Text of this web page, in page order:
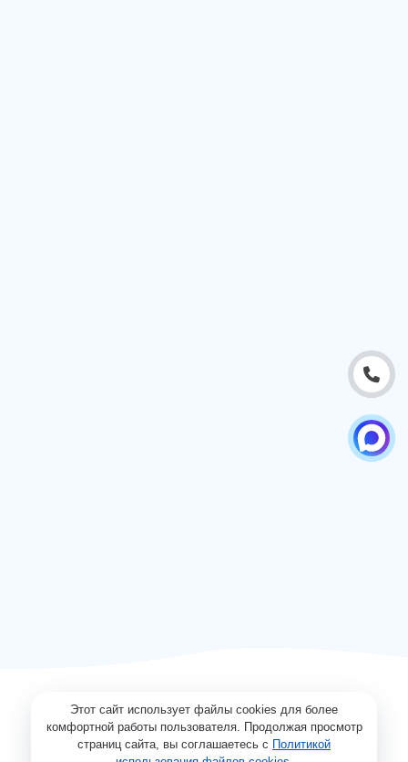
Этот сайт использует файлы cookies для более
комфортной работы пользователя. Продолжая просмотр
страниц сайта, вы соглашаетесь с Политикой